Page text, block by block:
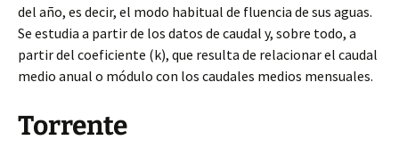
del año, es decir, el modo habitual de fluencia de sus aguas.
Se estudia a partir de los datos de caudal y, sobre todo, a
partir del coeficiente (k), que resulta de relacionar el caudal
medio anual o módulo con los caudales medios mensuales.
Torrente